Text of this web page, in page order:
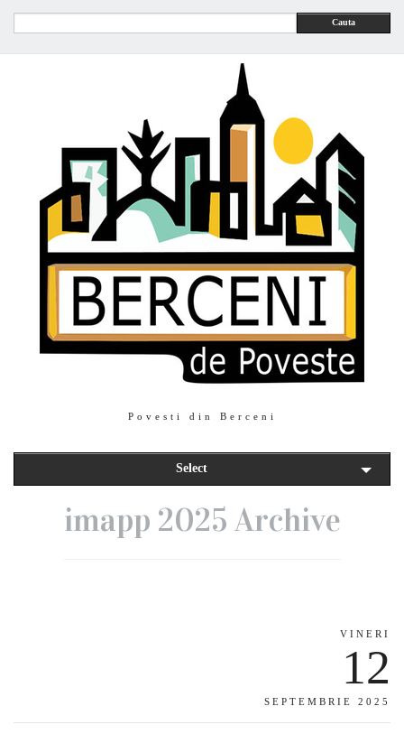
Cauta
Povesti din Berceni
Select
imapp 2025 Archive
VINERI
12
SEPTEMBRIE 2025